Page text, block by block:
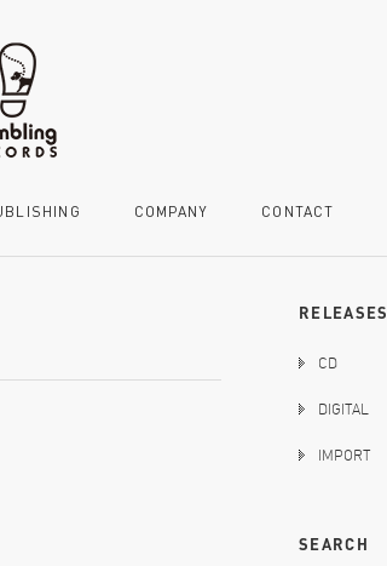
COMPANY CONTACT
RELEASES
CD
DIGITAL
IMPORT
SEARCH